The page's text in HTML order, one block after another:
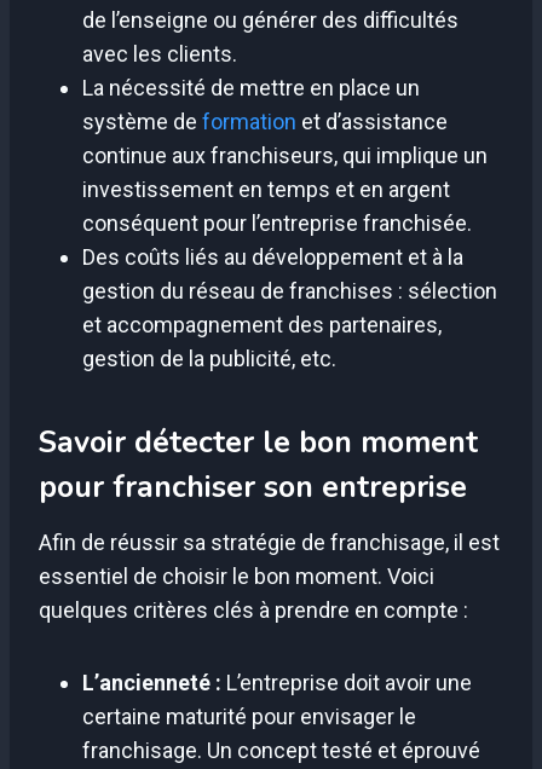
de l’enseigne ou générer des difficultés
avec les clients.
La nécessité de mettre en place un
système de formation et d’assistance
continue aux franchiseurs, qui implique un
investissement en temps et en argent
conséquent pour l’entreprise franchisée.
Des coûts liés au développement et à la
gestion du réseau de franchises : sélection
et accompagnement des partenaires,
gestion de la publicité, etc.
Savoir détecter le bon moment
pour franchiser son entreprise
Afin de réussir sa stratégie de franchisage, il est
essentiel de choisir le bon moment. Voici
quelques critères clés à prendre en compte :
L’ancienneté : L’entreprise doit avoir une
certaine maturité pour envisager le
franchisage. Un concept testé et éprouvé